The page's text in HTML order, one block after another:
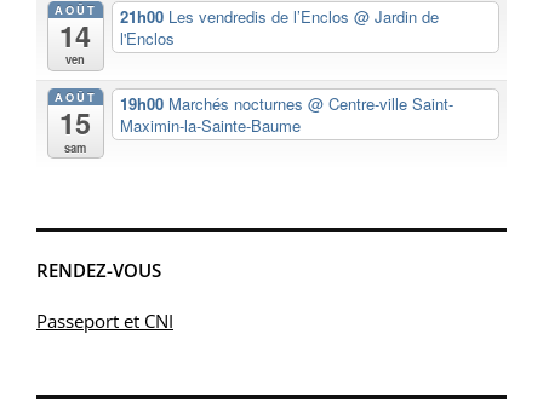
AOÛT
14
ven
21h00 Les vendredis de l’Enclos @ Jardin de
l'Enclos
AOÛT
15
sam
19h00 Marchés nocturnes @ Centre-ville Saint-
Maximin-la-Sainte-Baume
RENDEZ-VOUS
Passeport et CNI